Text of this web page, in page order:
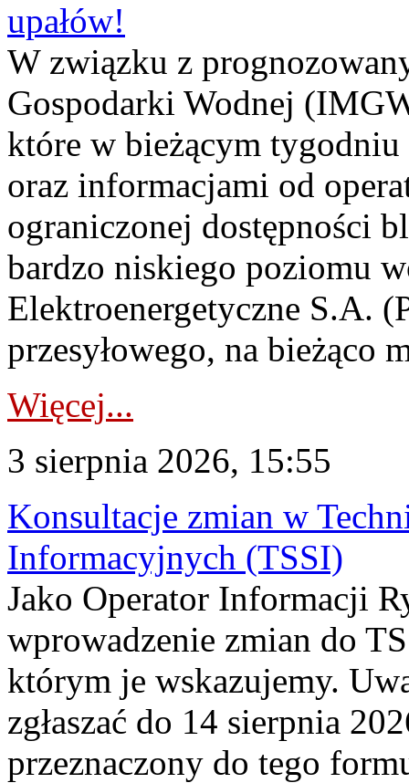
upałów!
W związku z
Gospodarki Wodnej
które w bieżącym tygodniu
oraz informacjami od
ograniczonej dostępności
bardzo niskiego poziomu
Elektroenergetyczne S.A.
przesyłowego, na bieżąco
Więcej...
3 sierpnia 2026, 15:55
Konsultacje zmian w
Informacyjnych (TSSI)
Jako Operator Informacji
wprowadzenie zmian do
którym je wskazujemy.
zgłaszać do 14 sierpnia
przeznaczony do tego